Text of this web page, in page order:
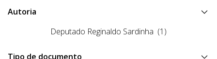
Autoria
Deputado Reginaldo Sardinha (1)
Tipo de documento